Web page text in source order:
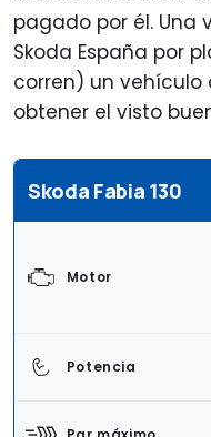
pagado por él. Una
Skoda España por
corren) un vehículo
obtener el visto
Skoda Fabia 130
Motor
Potencia